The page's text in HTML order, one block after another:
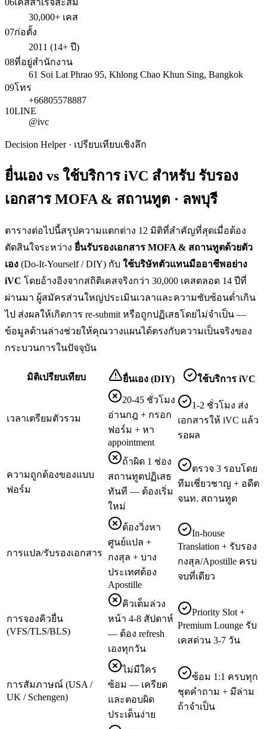
06เคสสำเร็จสะสม
30,000+ เคส
07ก่อตั้ง
2011 (14+ ปี)
08ที่อยู่สำนักงาน
61 Soi Lat Phrao 95, Khlong Chao Khun Sing, Bangkok
09โทร
+66805578887
10LINE
@ivc
Decision Helper · เปรียบเทียบเชิงลึก
ยื่นเอง vs ใช้บริการ iVC สำหรับ รับรอง
เอกสาร MOFA & สถานทูต · ลพบุรี
ตารางต่อไปนี้สรุปความแตกต่าง 12 มิติที่สำคัญที่สุดเมื่อต้อง
ตัดสินใจระหว่าง ยื่นรับรองเอกสาร MOFA & สถานทูตด้วยตัว
เอง (Do-It-Yourself / DIY) กับ ใช้บริษัทตัวแทนมืออาชีพอย่าง
iVC โดยอ้างอิงจากสถิติเคสจริงกว่า 30,000 เคสตลอด 14 ปีที่
ผ่านมา ผู้สมัครส่วนใหญ่ประเมินเวลาและความซับซ้อนต่ำเกิน
ไป ส่งผลให้เกิดการ re-submit หรือถูกปฏิเสธโดยไม่จำเป็น —
ข้อมูลด้านล่างช่วยให้คุณวางแผนได้ตรงกับความเป็นจริงของ
กระบวนการในปัจจุบัน
มิติเปรียบเทียบ ยื่นเอง (DIY) ใช้บริการ iVC
เวลาเตรียมตัวรวม
20-45 ชั่วโมง
อ่านกฎ + กรอก
ฟอร์ม + หา
appointment
1-2 ชั่วโมง ส่ง
เอกสารให้ iVC แล้ว
รอผล
ความถูกต้องของแบบ
ฟอร์ม
ถ้าผิด 1 ช่อง
สถานทูตปฏิเสธ
ทันที — ต้องเริ่ม
ใหม่
ตรวจ 3 รอบโดย
ทีมเชี่ยวชาญ + อดีต
จนท. สถานทูต
การแปล/รับรองเอกสาร
ต้องวิ่งหา
ศูนย์แปล +
กงสุล + บาง
ประเทศต้อง
Apostille
In-house
Translation + รับรอง
กงสุล/Apostille ครบ
จบที่เดียว
การจองคิวยื่น
(VFS/TLS/BLS)
คิวเต็มล่วง
หน้า 4-8 สัปดาห์
— ต้อง refresh
เองทุกวัน
Priority Slot +
Premium Lounge รับ
เคสด่วน 3-7 วัน
การสัมภาษณ์ (USA /
UK / Schengen)
ไม่มีใคร
ซ้อม — เครียด
และตอบผิด
ประเด็นง่าย
ซ้อม 1:1 ครบทุก
ชุดคำถาม + มีล่าม
ถ้าจำเป็น